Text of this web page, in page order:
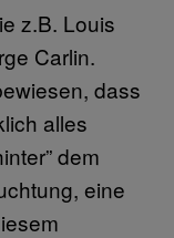
z.B. Louis
Carlin.
dass
alles
dem
eine